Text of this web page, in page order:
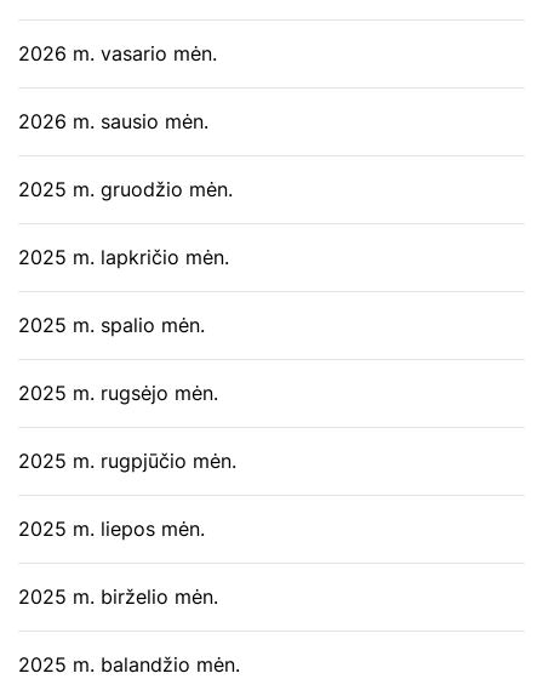
2026 m. vasario mėn.
2026 m. sausio mėn.
2025 m. gruodžio mėn.
2025 m. lapkričio mėn.
2025 m. spalio mėn.
2025 m. rugsėjo mėn.
2025 m. rugpjūčio mėn.
2025 m. liepos mėn.
2025 m. birželio mėn.
2025 m. balandžio mėn.